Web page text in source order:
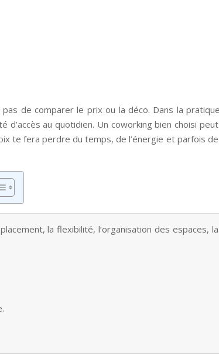
de comparer le prix ou la déco. Dans la
au quotidien. Un coworking bien choisi
te fera perdre du temps, de l’énergie et parfois de
la flexibilité, l’organisation des espaces,